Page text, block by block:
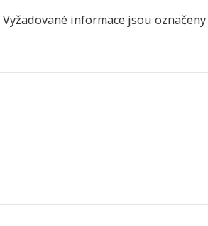
Vyžadované informace jsou označeny